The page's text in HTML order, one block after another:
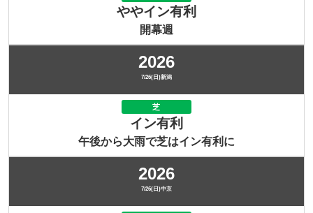
ややイン有利
開幕週
2026
7/26(日)新潟
芝
イン有利
午後から大雨で芝はイン有利に
2026
7/26(日)中京